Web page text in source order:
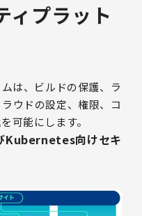
ィプラット
は、ビルドの保護、ラ
ウドの設定、権限、コ
可能にします。
Kubernetes向けセキ